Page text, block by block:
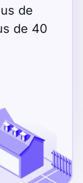
de
de 40